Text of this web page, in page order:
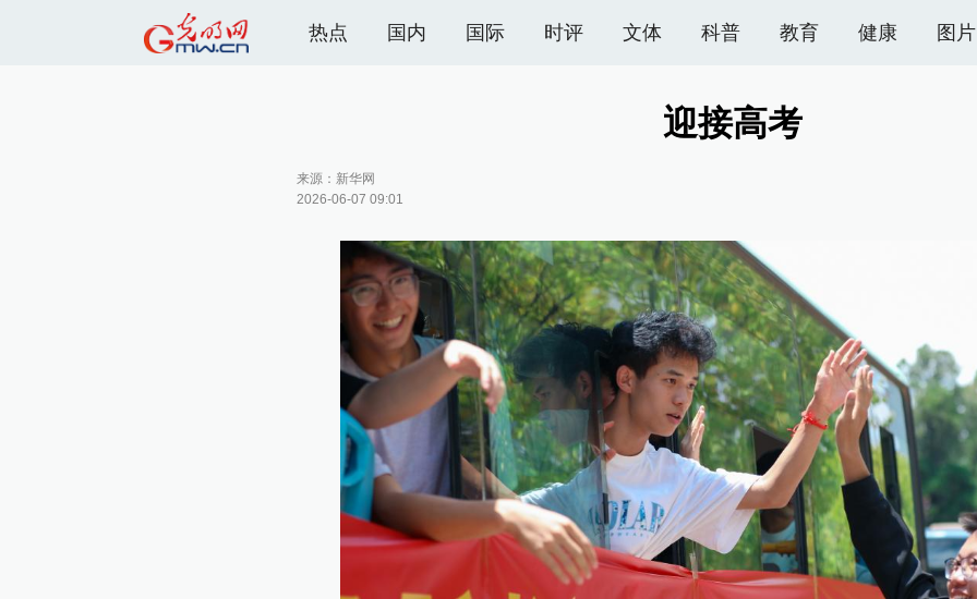
热点 国内 国际 时评 文体 科普 教育 健康 图片
迎接高考
来源： 新华网
2026-06-07 09:01